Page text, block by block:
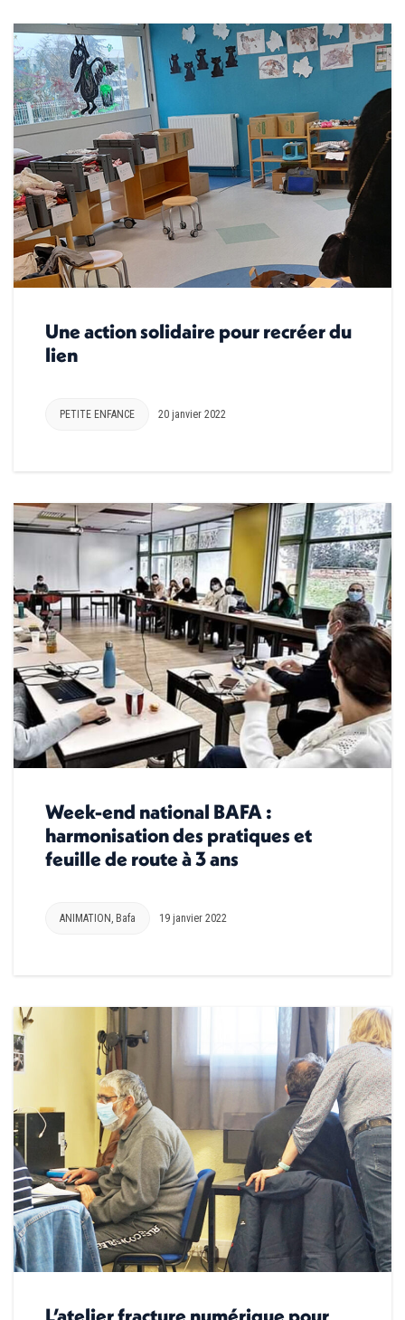
Une action solidaire pour recréer du
lien
PETITE ENFANCE 20 janvier 2022
Week-end national BAFA :
harmonisation des pratiques et
feuille de route à 3 ans
ANIMATION , Bafa 19 janvier 2022